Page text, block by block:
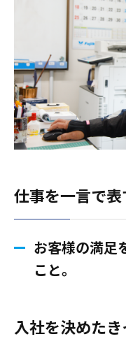
仕事を一言で表
お客様の満足
こと。
入社を決めた